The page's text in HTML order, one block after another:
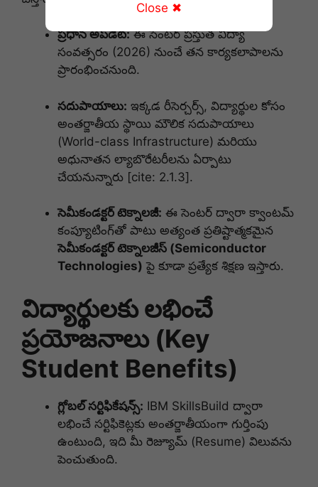
ప్రధాన అప్‌డేట్:ఈ సెంటర్ ప్రస్తుత విద్యా
సంవత్సరం (2026) నుంచే తన కార్యకలాపాలను
ప్రారంభించనుంది.
సదుపాయాలు: ఇక్కడ రీసెర్చర్స్, విద్యార్థుల కోసం
అంతర్జాతీయ స్థాయి మౌలిక సదుపాయాలు
(World-class Infrastructure) మరియు
అధునాతన ల్యాబొరేటరీలను ఏర్పాటు
చేయనున్నారు [cite: 2.1.3].
సెమీకండక్టర్ టెక్నాలజీ: ఈ సెంటర్ ద్వారా క్వాంటమ్
కంప్యూటింగ్‌తో పాటు అత్యంత ప్రతిష్టాత్మకమైన
సెమీకండక్టర్ టెక్నాలజీస్ (Semiconductor
Technologies) పై కూడా ప్రత్యేక శిక్షణ ఇస్తారు.
విద్యార్థులకు లభించే
ప్రయోజనాలు (Key
Student Benefits)
గ్లోబల్ సర్టిఫికేషన్స్: IBM SkillsBuild ద్వారా
లభించే సర్టిఫికెట్లకు అంతర్జాతీయంగా గుర్తింపు
ఉంటుంది, ఇది మీ రెజ్యూమ్ (Resume) విలువను
పెంచుతుంది.
Close ✖